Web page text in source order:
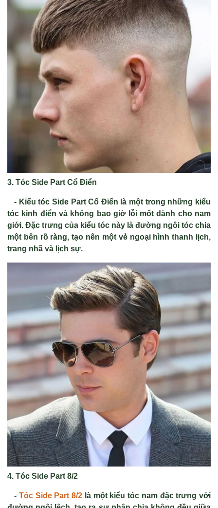
3. Tóc Side Part Cổ Điển
- Kiểu tóc Side Part Cổ Điển là một trong những kiểu
tóc kinh điển và không bao giờ lỗi mốt dành cho nam
giới. Đặc trưng của kiểu tóc này là đường ngôi tóc chia
một bên rõ ràng, tạo nên một vẻ ngoại hình thanh lịch,
trang nhã và lịch sự.
4. Tóc Side Part 8/2
- Tóc Side Part 8/2 là một kiểu tóc nam đặc trưng với